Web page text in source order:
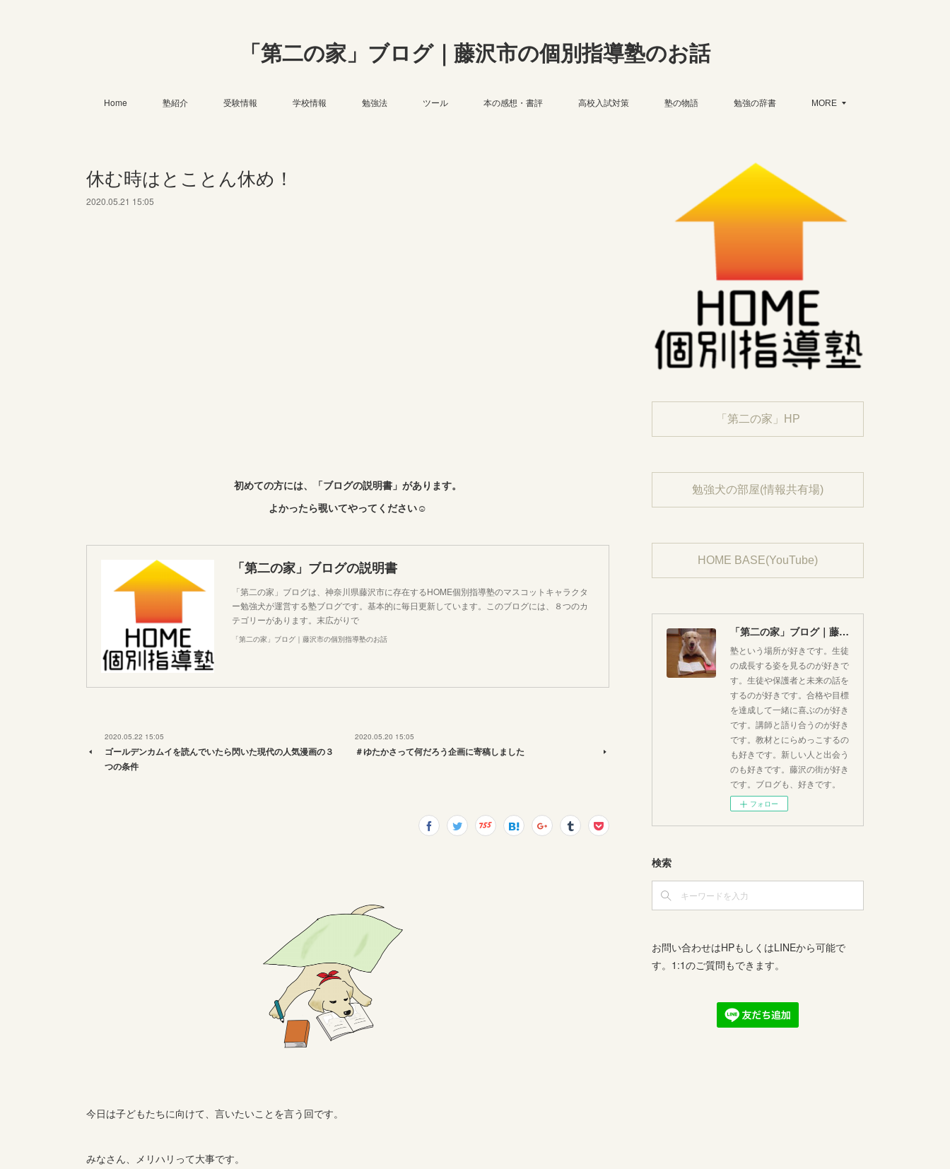
「第二の家」ブログ｜藤沢市の個別指導塾のお話
Home 塾紹介 受験情報 学校情報 勉強法 ツール 本の感想・書評 高校入試対策 塾の物語 勉強の辞書 MORE
休む時はとことん休め！
2020.05.21 15:05
初めての方には、「ブログの説明書」があります。
よかったら覗いてやってください☺︎
「第二の家」ブログの説明書
「第二の家」ブログは、神奈川県藤沢市に存在するHOME個別指導塾のマスコットキャラクタ
ー勉強犬が運営する塾ブログです。基本的に毎日更新しています。このブログには、８つのカ
テゴリーがあります。末広がりで
「第二の家」ブログ｜藤沢市の個別指導塾のお話
2020.05.22 15:05
ゴールデンカムイを読んでいたら閃いた現代の人気漫画の３
つの条件
2020.05.20 15:05
＃ゆたかさって何だろう企画に寄稿しました
今日は子どもたちに向けて、言いたいことを言う回です。
みなさん、メリハリって大事です。
「第二の家」HP
勉強犬の部屋(情報共有場)
HOME BASE(YouTube)
「第二の家」ブログ｜藤沢市の個別指導塾のお話
塾という場所が好きです。生徒
の成長する姿を見るのが好きで
す。生徒や保護者と未来の話を
するのが好きです。合格や目標
を達成して一緒に喜ぶのが好き
です。講師と語り合うのが好き
です。教材とにらめっこするの
も好きです。新しい人と出会う
のも好きです。藤沢の街が好き
です。ブログも、好きです。
フォロー
検索
お問い合わせはHPもしくはLINEから可能で
す。1:1のご質問もできます。